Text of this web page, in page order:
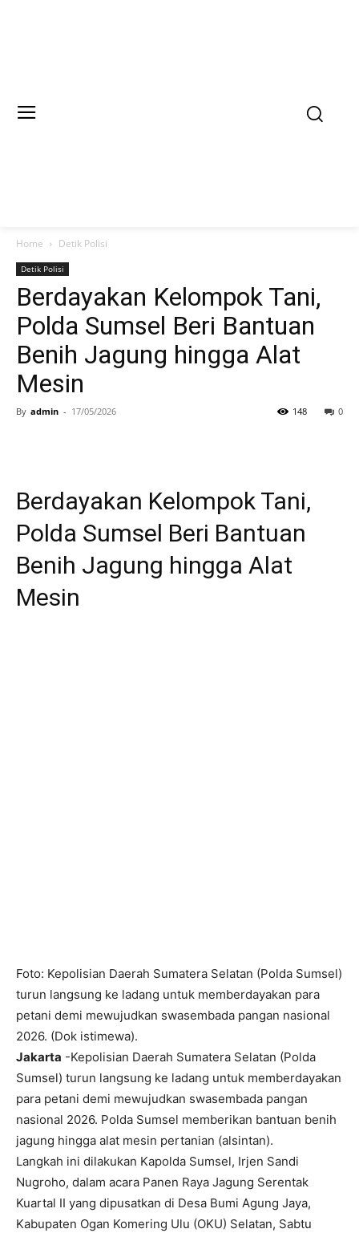
Home Detik Polisi
Detik Polisi
Berdayakan Kelompok Tani,
Polda Sumsel Beri Bantuan
Benih Jagung hingga Alat
Mesin
By admin - 17/05/2026 0
148
Berdayakan Kelompok Tani,
Polda Sumsel Beri Bantuan
Benih Jagung hingga Alat
Mesin
Foto: Kepolisian Daerah Sumatera Selatan (Polda Sumsel)
turun langsung ke ladang untuk memberdayakan para
petani demi mewujudkan swasembada pangan nasional
2026. (Dok istimewa).
Jakarta -Kepolisian Daerah Sumatera Selatan (Polda
Sumsel) turun langsung ke ladang untuk memberdayakan
para petani demi mewujudkan swasembada pangan
nasional 2026. Polda Sumsel memberikan bantuan benih
jagung hingga alat mesin pertanian (alsintan).
Langkah ini dilakukan Kapolda Sumsel, Irjen Sandi
Nugroho, dalam acara Panen Raya Jagung Serentak
Kuartal II yang dipusatkan di Desa Bumi Agung Jaya,
Kabupaten Ogan Komering Ulu (OKU) Selatan, Sabtu